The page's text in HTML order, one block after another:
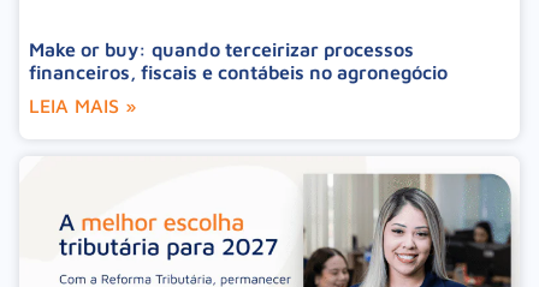
Make or buy: quando terceirizar processos
financeiros, fiscais e contábeis no agronegócio
LEIA MAIS »